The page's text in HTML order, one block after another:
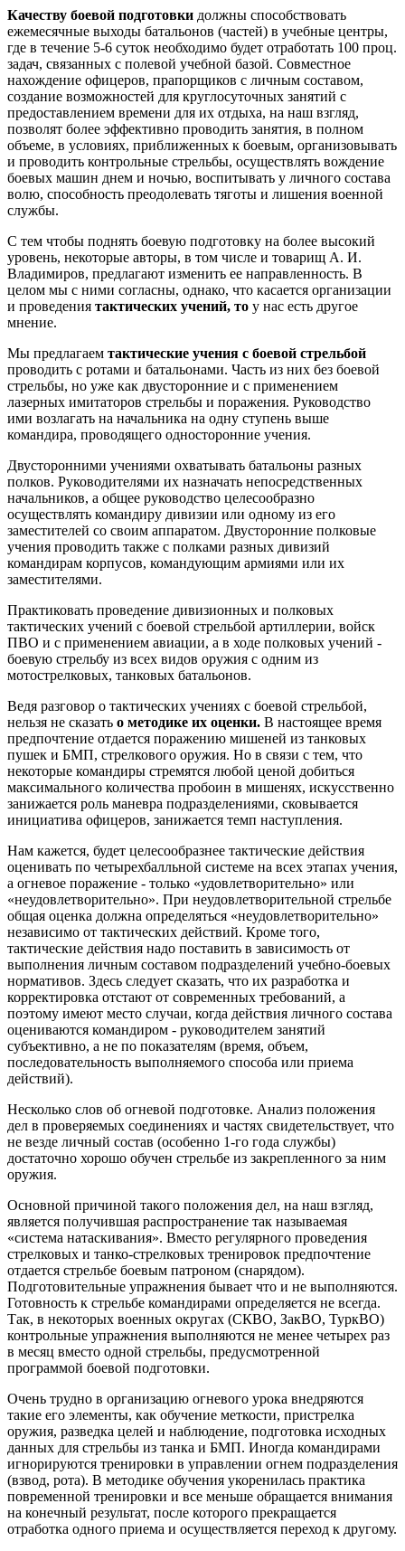
Качеству боевой подготовки должны способствовать
ежемесячные выходы батальонов (частей) в учебные центры,
где в течение 5-6 суток необходимо будет отработать 100 проц.
задач, связанных с полевой учебной базой. Совместное
нахождение офицеров, прапорщиков с личным составом,
создание возможностей для круглосуточных занятий с
предоставлением времени для их отдыха, на наш взгляд,
позволят более эффективно проводить занятия, в полном
объеме, в условиях, приближенных к боевым, организовывать
и проводить контрольные стрельбы, осуществлять вождение
боевых машин днем и ночью, воспитывать у личного состава
волю, способность преодолевать тяготы и лишения военной
службы.
С тем чтобы поднять боевую подготовку на более высокий
уровень, некоторые авторы, в том числе и товарищ А. И.
Владимиров, предлагают изменить ее направленность. В
целом мы с ними согласны, однако, что касается организации
и проведения тактических учений, то у нас есть другое
мнение.
Мы предлагаем тактические учения с боевой стрельбой
проводить с ротами и батальонами. Часть из них без боевой
стрельбы, но уже как двусторонние и с применением
лазерных имитаторов стрельбы и поражения. Руководство
ими возлагать на начальника на одну ступень выше
командира, проводящего односторонние учения.
Двусторонними учениями охватывать батальоны разных
полков. Руководителями их назначать непосредственных
начальников, а общее руководство целесообразно
осуществлять командиру дивизии или одному из его
заместителей со своим аппаратом. Двусторонние полковые
учения проводить также с полками разных дивизий
командирам корпусов, командующим армиями или их
заместителями.
Практиковать проведение дивизионных и полковых
тактических учений с боевой стрельбой артиллерии, войск
ПВО и с применением авиации, а в ходе полковых учений -
боевую стрельбу из всех видов оружия с одним из
мотострелковых, танковых батальонов.
Ведя разговор о тактических учениях с боевой стрельбой,
нельзя не сказать о методике их оценки. В настоящее время
предпочтение отдается поражению мишеней из танковых
пушек и БМП, стрелкового оружия. Но в связи с тем, что
некоторые командиры стремятся любой ценой добиться
максимального количества пробоин в мишенях, искусственно
занижается роль маневра подразделениями, сковывается
инициатива офицеров, занижается темп наступления.
Нам кажется, будет целесообразнее тактические действия
оценивать по четырехбалльной системе на всех этапах учения,
а огневое поражение - только «удовлетворительно» или
«неудовлетворительно». При неудовлетворительной стрельбе
общая оценка должна определяться «неудовлетворительно»
независимо от тактических действий. Кроме того,
тактические действия надо поставить в зависимость от
выполнения личным составом подразделений учебно-боевых
нормативов. Здесь следует сказать, что их разработка и
корректировка отстают от современных требований, а
поэтому имеют место случаи, когда действия личного состава
оцениваются командиром - руководителем занятий
субъективно, а не по показателям (время, объем,
последовательность выполняемого способа или приема
действий).
Несколько слов об огневой подготовке. Анализ положения
дел в проверяемых соединениях и частях свидетельствует, что
не везде личный состав (особенно 1-го года службы)
достаточно хорошо обучен стрельбе из закрепленного за ним
оружия.
Основной причиной такого положения дел, на наш взгляд,
является получившая распространение так называемая
«система натаскивания». Вместо регулярного проведения
стрелковых и танко-стрелковых тренировок предпочтение
отдается стрельбе боевым патроном (снарядом).
Подготовительные упражнения бывает что и не выполняются.
Готовность к стрельбе командирами определяется не всегда.
Так, в некоторых военных округах (СКВО, ЗакВО, ТуркВО)
контрольные упражнения выполняются не менее четырех раз
в месяц вместо одной стрельбы, предусмотренной
программой боевой подготовки.
Очень трудно в организацию огневого урока внедряются
такие его элементы, как обучение меткости, пристрелка
оружия, разведка целей и наблюдение, подготовка исходных
данных для стрельбы из танка и БМП. Иногда командирами
игнорируются тренировки в управлении огнем подразделения
(взвод, рота). В методике обучения укоренилась практика
повременной тренировки и все меньше обращается внимания
на конечный результат, после которого прекращается
отработка одного приема и осуществляется переход к другому.